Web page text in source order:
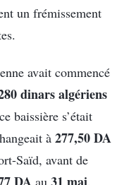
un frémissement
avait commencé
dinars algériens
baissière s’était
à 277,50 DA
Saïd, avant de